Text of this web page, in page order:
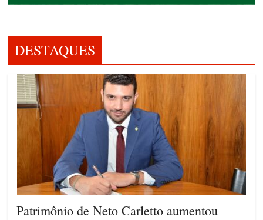
DESTAQUES
Patrimônio de Neto Carletto aumentou